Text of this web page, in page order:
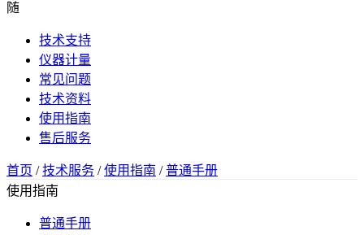
随
技术支持
仪器计量
常见问题
技术资料
使用指南
售后服务
首页 /技术服务 /使用指南 /普通手册
使用指南
普通手册